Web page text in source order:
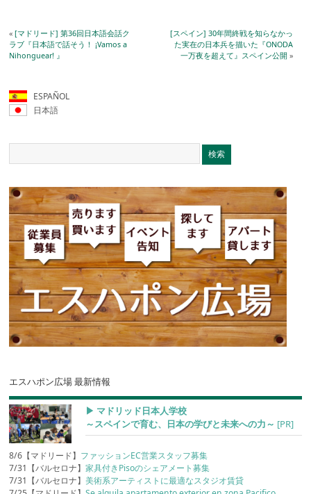
«[マドリード] 第36回日本語会話ク
ラブ『日本語で話そう！ ¡Vamos a
Nihonguear! 』
[スペイン] 30年間終戦を知らなかっ
た実在の日本兵を描いた『ONODA
一万夜を超えて』スペイン公開»
ESPAÑOL
日本語
エスハポン広場 最新情報
▶︎ マドリッド日本人学校
～スペインで育む、日本の学びと未来への力～ [PR]
8/6【マドリード】 ファッションEC営業スタッフ募集
7/31【バルセロナ】家具付きPisoのシェアメート募集
7/31【バルセロナ】美術系アーティストに最適なスタジオ賃貸